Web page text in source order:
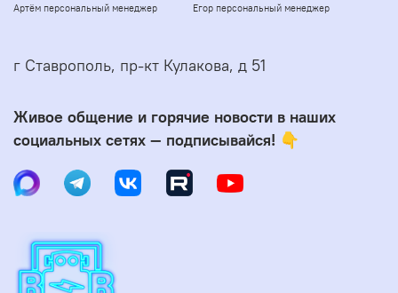
Артём персональный менеджер Егор персональный менеджер
г Ставрополь, пр-кт Кулакова, д 51
Живое общение и горячие новости в наших
социальных сетях — подписывайся! 👇